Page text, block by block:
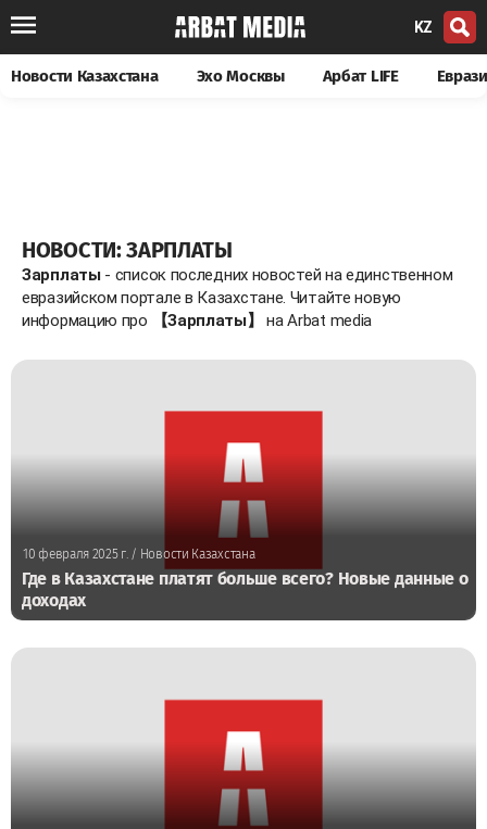
KZ
Новости Казахстана Эхо Москвы Арбат LIFE
НОВОСТИ: ЗАРПЛАТЫ
Зарплаты- список последних новостей на единственном
евразийском портале в Казахстане. Читайте новую
информацию про
【Зарплаты】 на Arbat media
10 февраля 2025 г./ Новости Казахстана
Где в Казахстане платят больше всего? Новые данные о
доходах